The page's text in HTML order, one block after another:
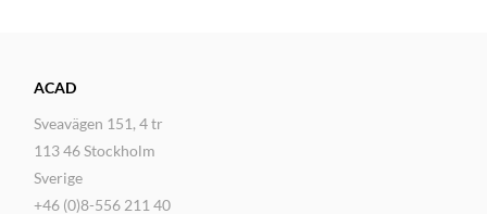
ACAD
Sveavägen 151, 4 tr
113 46 Stockholm
Sverige
+46 (0)8-556 211 40